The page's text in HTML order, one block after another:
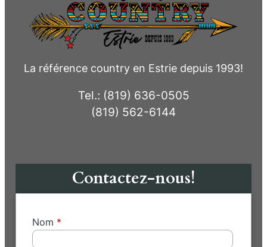
La référence country en Estrie depuis 1993!
Tel.: (819) 636-0505
(819) 562-6144
Contactez-nous!
Nom